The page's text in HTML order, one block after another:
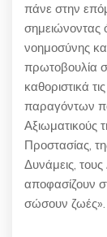
πάνε στην
σημειώνοντας
νοημοσύνης
πρωτοβουλία
καθοριστικά
παραγόντων
Αξιωματικούς
Προστασίας,
Δυνάμεις,
αποφασίζουν
σώσουν ζωές».